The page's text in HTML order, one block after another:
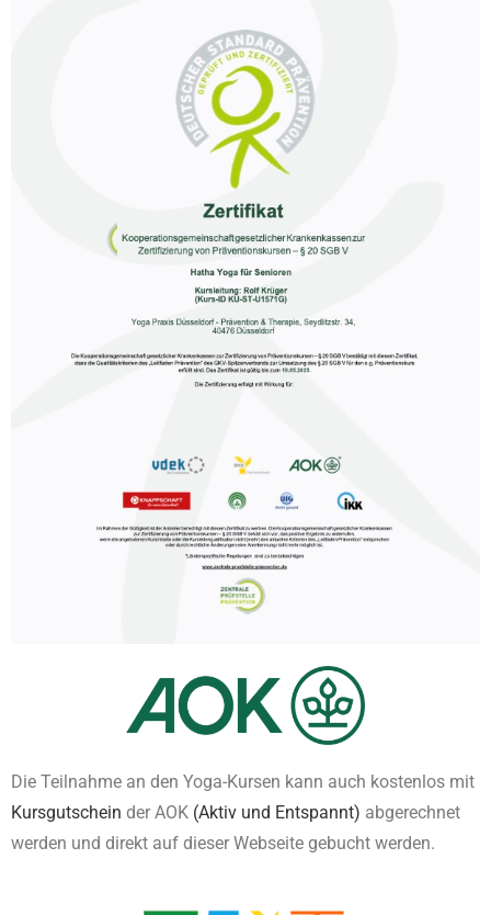
Die Teilnahme an den Yoga-Kursen kann auch kostenlos mit
Kursgutschein der AOK (Aktiv und Entspannt) abgerechnet
werden und direkt auf dieser Webseite gebucht werden.